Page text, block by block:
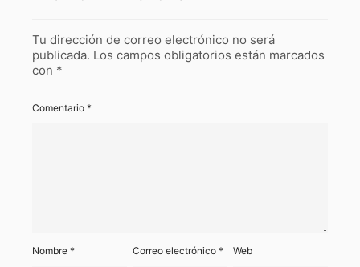
Tu dirección de correo electrónico no será
publicada. Los campos obligatorios están marcados
con *
Comentario *
Nombre * Correo electrónico* Web